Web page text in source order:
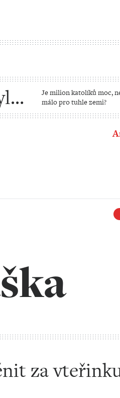
Je milion katolíků moc,
málo pro tuhle zemi?
za